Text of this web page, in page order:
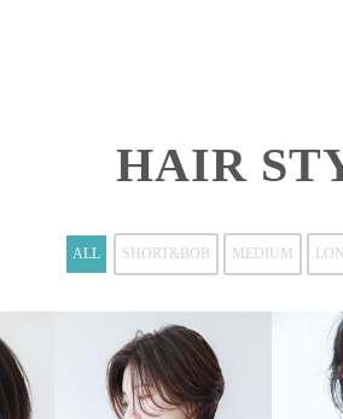
HAIR
ALL SHORT&BOB MEDIUM